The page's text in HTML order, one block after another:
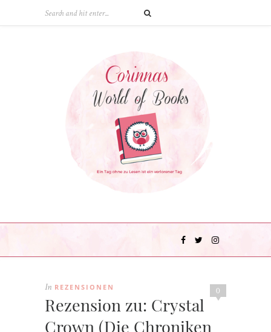
0
In REZENSIONEN
Rezension zu: Crystal
Crown (Die Chroniken